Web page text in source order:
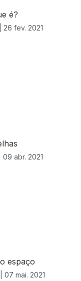
é?
26 fev. 2021
09 abr. 2021
espaço
07 mai. 2021